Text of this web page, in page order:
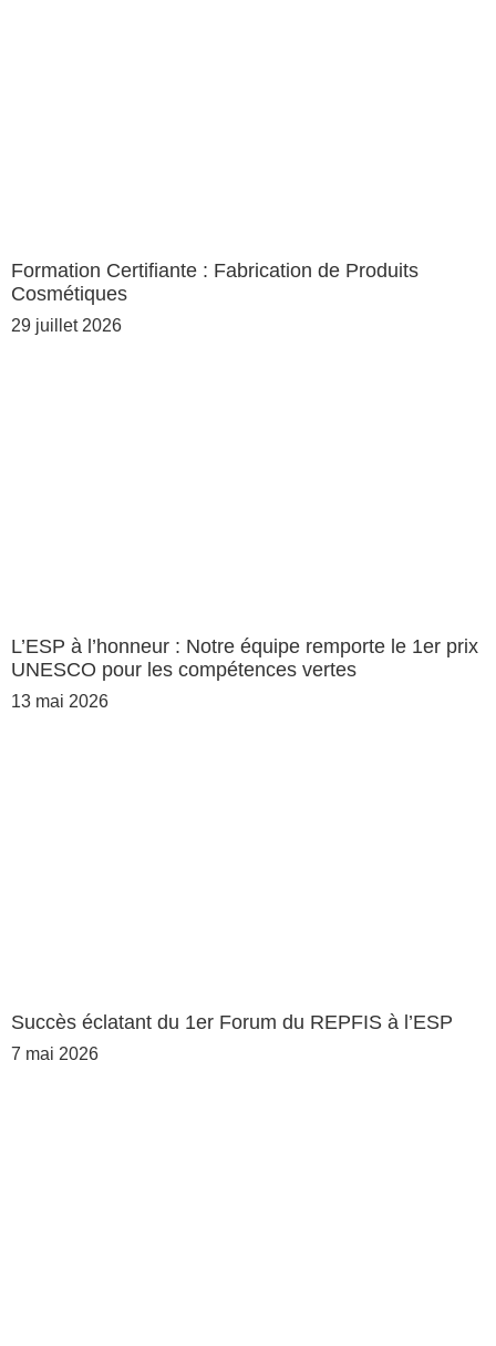
Formation Certifiante : Fabrication de Produits
Cosmétiques
29 juillet 2026
L’ESP à l’honneur : Notre équipe remporte le 1er prix
UNESCO pour les compétences vertes
13 mai 2026
Succès éclatant du 1er Forum du REPFIS à l’ESP
7 mai 2026